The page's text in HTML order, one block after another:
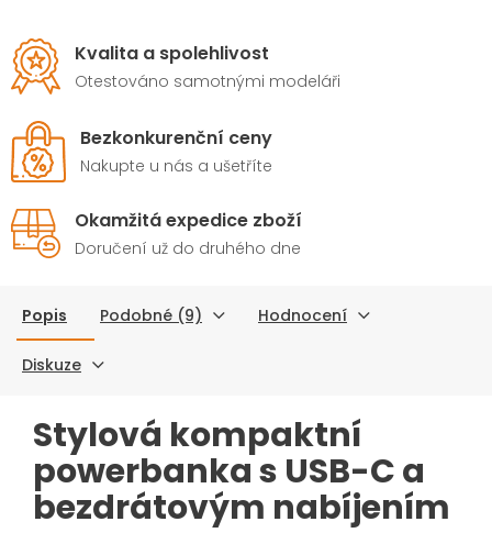
cesty, do práce i pro
každodenní použití.
Kvalita a spolehlivost
Otestováno samotnými modeláři
Bezkonkurenční ceny
Nakupte u nás a ušetříte
Okamžitá expedice zboží
Doručení už do druhého dne
Popis Podobné (9) Hodnocení
Diskuze
Stylová kompaktní
powerbanka s USB-C a
bezdrátovým nabíjením